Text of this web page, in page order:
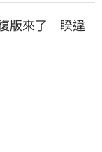
版來了　睽違